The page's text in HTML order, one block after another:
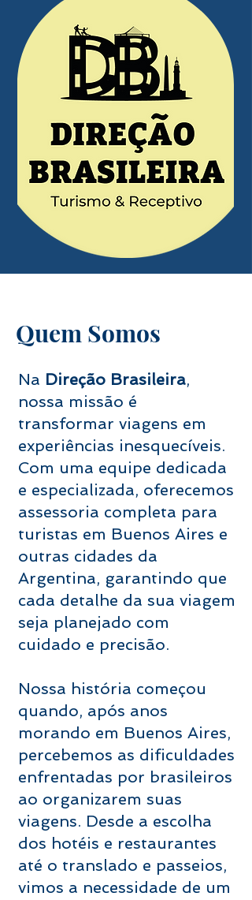
Quem Somos
Na Direção Brasileira,
nossa missão é
transformar viagens em
experiências inesquecíveis.
Com uma equipe dedicada
e especializada, oferecemos
assessoria completa para
turistas em Buenos Aires e
outras cidades da
Argentina, garantindo que
cada detalhe da sua viagem
seja planejado com
cuidado e precisão.
Nossa história começou
quando, após anos
morando em Buenos Aires,
percebemos as dificuldades
enfrentadas por brasileiros
ao organizarem suas
viagens. Desde a escolha
dos hotéis e restaurantes
até o translado e passeios,
vimos a necessidade de um